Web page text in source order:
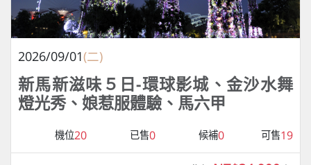
2026/09/01(二)
新馬新滋味５日-環球影城、金沙水舞
燈光秀、娘惹服體驗、馬六甲
機位20 已售0 候補0 可售19